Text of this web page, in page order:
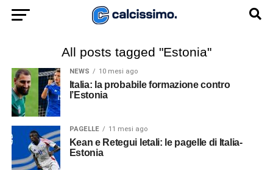
All posts tagged "Estonia"
NEWS 10 mesi ago
Italia: la probabile formazione contro
l’Estonia
PAGELLE 11 mesi ago
Kean e Retegui letali: le pagelle di Italia-
Estonia